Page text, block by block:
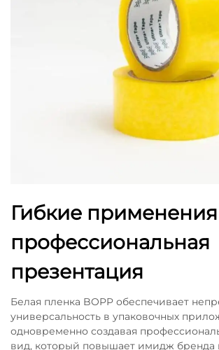
Гибкие
профессиональная
презентация
Белая пленка BOPP обеспечивает
универсальность в упаковочных
одновременно создавая
вид, который повышает имидж бренда